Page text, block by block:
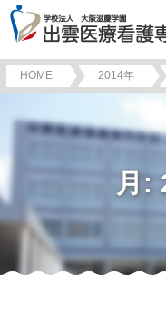
HOME 2014年
月: